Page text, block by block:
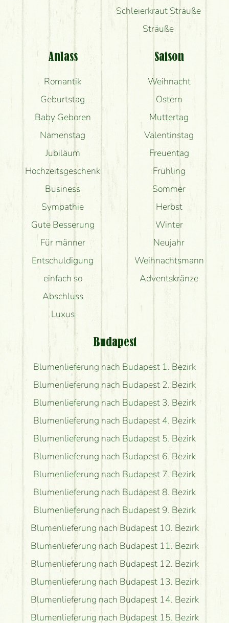
Schleierkraut Sträuße
Sträuße
Anlass
Romantik
Geburtstag
Baby Geboren
Namenstag
Jubiläum
Hochzeitsgeschenk
Business
Sympathie
Gute Besserung
Für männer
Entschuldigung
einfach so
Abschluss
Luxus
Saison
Weihnacht
Ostern
Muttertag
Valentinstag
Freuentag
Frühling
Sommer
Herbst
Winter
Neujahr
Weihnachtsmann
Adventskränze
Budapest
Blumenlieferung nach Budapest 1. Bezirk
Blumenlieferung nach Budapest 2. Bezirk
Blumenlieferung nach Budapest 3. Bezirk
Blumenlieferung nach Budapest 4. Bezirk
Blumenlieferung nach Budapest 5. Bezirk
Blumenlieferung nach Budapest 6. Bezirk
Blumenlieferung nach Budapest 7. Bezirk
Blumenlieferung nach Budapest 8. Bezirk
Blumenlieferung nach Budapest 9. Bezirk
Blumenlieferung nach Budapest 10. Bezirk
Blumenlieferung nach Budapest 11. Bezirk
Blumenlieferung nach Budapest 12. Bezirk
Blumenlieferung nach Budapest 13. Bezirk
Blumenlieferung nach Budapest 14. Bezirk
Blumenlieferung nach Budapest 15. Bezirk